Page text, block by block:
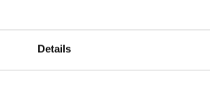
Details